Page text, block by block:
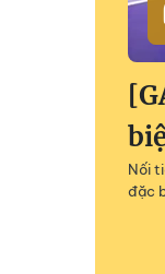
Nối
đặc